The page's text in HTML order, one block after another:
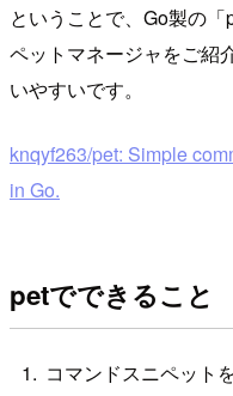
ということで、Go製の
ペットマネージャをご紹
いやすいです。
knqyf263/pet: Simple
in Go.
petでできること
コマンドスニペット